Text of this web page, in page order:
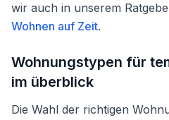
wir auch in unserem
Wohnen auf Zeit.
Wohnungstypen für
im überblick
Die Wahl der richtigen